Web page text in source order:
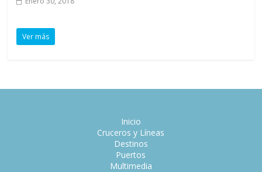
Ver más
Inicio
Cruceros y Líneas
Destinos
Puertos
Multimedia